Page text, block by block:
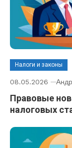
Налоги и законы
08.05.2026
Правовые
налоговых